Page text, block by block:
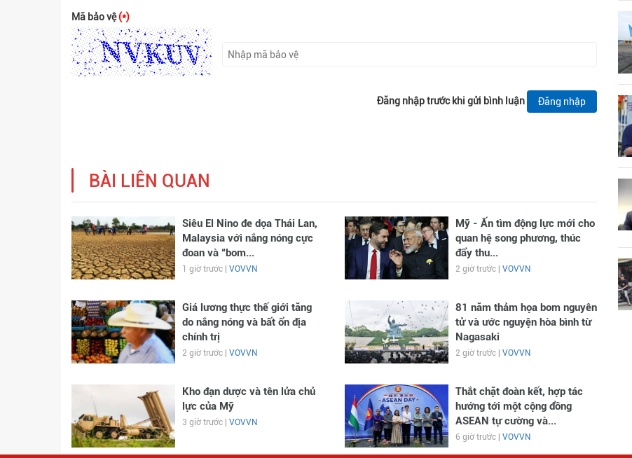
Mã bảo vệ(*)
Đăng nhập trước khi gửi bình luận Đăng nhập
BÀI LIÊN QUAN
Siêu El Nino đe dọa Thái Lan,
Malaysia với nắng nóng cực
đoan và “bom...
1 giờ trước | VOVVN
Mỹ - Ấn tìm động lực mới cho
quan hệ song phương, thúc
đẩy thu...
2 giờ trước | VOVVN
Giá lương thực thế giới tăng
do nắng nóng và bất ổn địa
chính trị
2 giờ trước | VOVVN
81 năm thảm họa bom nguyên
tử và ước nguyện hòa bình từ
Nagasaki
2 giờ trước | VOVVN
Kho đạn dược và tên lửa chủ
lực của Mỹ
3 giờ trước | VOVVN
Thắt chặt đoàn kết, hợp tác
hướng tới một cộng đồng
ASEAN tự cường và...
6 giờ trước | VOVVN